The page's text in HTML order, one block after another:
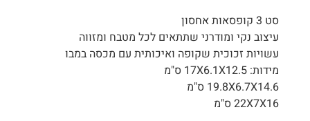
סט 3 קופסאות אחסון
עיצוב נקי ומודרני שתתאים לכל מטבח ומזווה
עשויות זכוכית שקופה ואיכותית עם מכסה במבו
מידות: 17X6.1X12.5 ס"מ
19.8X6.7X14.6 ס"מ
22X7X16 ס"מ